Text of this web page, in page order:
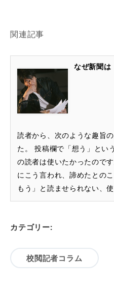
関連記事
なぜ新聞は
読者から、次のような趣旨
た。 投稿欄で「想う」とい
の読者は使いたかったので
にこう言われ、諦めたとの
もう」と読ませられない、
カテゴリー:
校閲記者コラム